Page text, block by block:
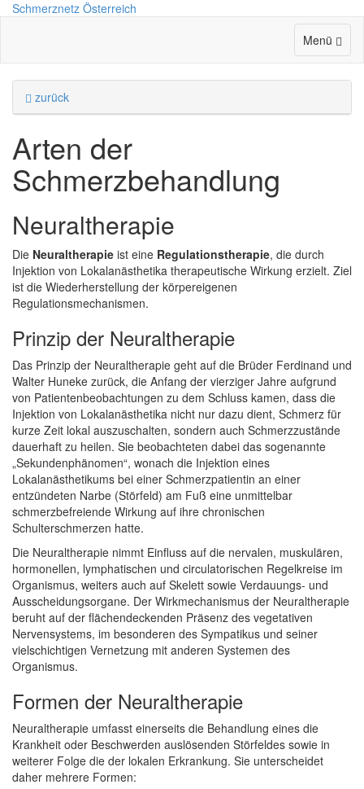
Schmerznetz Österreich
Menü
zurück
Arten der
Schmerzbehandlung
Neuraltherapie
Die Neuraltherapie ist eine Regulationstherapie, die durch
Injektion von Lokalanästhetika therapeutische Wirkung erzielt. Ziel
ist die Wiederherstellung der körpereigenen
Regulationsmechanismen.
Prinzip der Neuraltherapie
Das Prinzip der Neuraltherapie geht auf die Brüder Ferdinand und
Walter Huneke zurück, die Anfang der vierziger Jahre aufgrund
von Patientenbeobachtungen zu dem Schluss kamen, dass die
Injektion von Lokalanästhetika nicht nur dazu dient, Schmerz für
kurze Zeit lokal auszuschalten, sondern auch Schmerzzustände
dauerhaft zu heilen. Sie beobachteten dabei das sogenannte
„Sekundenphänomen“, wonach die Injektion eines
Lokalanästhetikums bei einer Schmerzpatientin an einer
entzündeten Narbe (Störfeld) am Fuß eine unmittelbar
schmerzbefreiende Wirkung auf ihre chronischen
Schulterschmerzen hatte.
Die Neuraltherapie nimmt Einfluss auf die nervalen, muskulären,
hormonellen, lymphatischen und circulatorischen Regelkreise im
Organismus, weiters auch auf Skelett sowie Verdauungs- und
Ausscheidungsorgane. Der Wirkmechanismus der Neuraltherapie
beruht auf der flächendeckenden Präsenz des vegetativen
Nervensystems, im besonderen des Sympatikus und seiner
vielschichtigen Vernetzung mit anderen Systemen des
Organismus.
Formen der Neuraltherapie
Neuraltherapie umfasst einerseits die Behandlung eines die
Krankheit oder Beschwerden auslösenden Störfeldes sowie in
weiterer Folge die der lokalen Erkrankung. Sie unterscheidet
daher mehrere Formen: